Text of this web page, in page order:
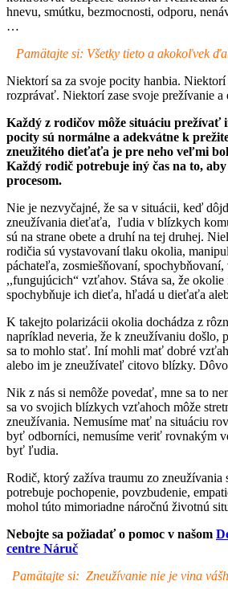
hnevu, smútku, bezmocnosti, odporu,
…
Pamätajte si: Všetky tieto a akokoľvek
Niektorí sa za svoje pocity hanbia.
rozprávať. Niektorí zase svoje prežívanie a
Každý z rodičov môže situáciu prežívať
pocity sú normálne a adekvátne k
zneužitého dieťaťa je pre neho veľmi
Každý rodič potrebuje iný čas na to,
procesom.
Nie je nezvyčajné, že sa v situácii, keď
zneužívania dieťaťa, ľudia v blízkych
sú na strane obete a druhí na tej druhej.
rodičia sú vystavovaní tlaku okolia,
páchateľa, zosmiešňovaní,
,,fungujúcich“ vzťahov. Stáva sa, že okolie
spochybňuje ich dieťa, hľadá u dieťaťa
K takejto polarizácii okolia dochádza z
napríklad neveria, že k zneužívaniu došlo,
sa to mohlo stať. Iní mohli mať dobré
alebo im je zneužívateľ citovo blízky.
Nik z nás si nemôže povedať, mne sa to
sa vo svojich blízkych vzťahoch môže
zneužívania. Nemusíme mať na situáciu
byť odborníci, nemusíme veriť rovnakým
byť ľudia.
Rodič, ktorý zažíva traumu zo
potrebuje pochopenie, povzbudenie,
mohol túto mimoriadne náročnú životnú
Nebojte sa požiadať o pomoc v našom
centre Náruč
Pamätajte si: Zneužívanie nie je vina